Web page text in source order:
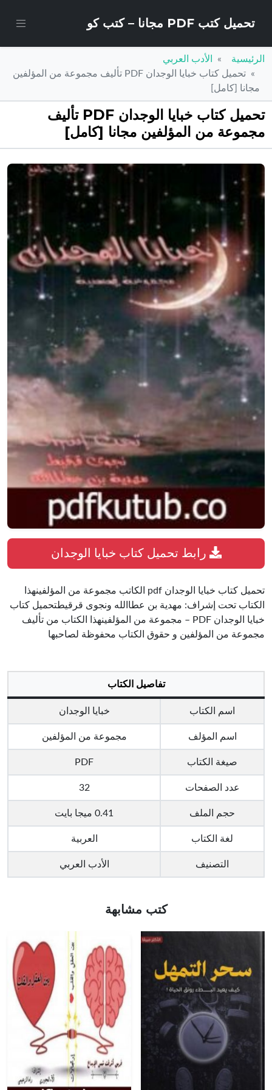
تحميل كتب PDF مجانا – كتب كو
الرئيسية
الأدب العربي
تحميل كتاب خبايا الوجدان PDF تأليف مجموعة من المؤلفين
مجانا [كامل]
تحميل كتاب خبايا الوجدان PDF تأليف
مجموعة من المؤلفين مجانا [كامل]
تحميل كتاب خبايا الوجدان pdf الكاتب مجموعة من المؤلفينهذا
الكتاب تحت إشراف: مهدية بن عطاالله ونجوى قرقيطتحميل كتاب
خبايا الوجدان PDF – مجموعة من المؤلفينهذا الكتاب من تأليف
مجموعة من المؤلفين و حقوق الكتاب محفوظة لصاحبها
تفاصيل الكتاب
اسم الكتاب خبايا الوجدان
اسم المؤلف مجموعة من المؤلفين
صيغة الكتاب PDF
عدد الصفحات 32
حجم الملف 0.41 ميجا بايت
لغة الكتاب العربية
التصنيف الأدب العربي
كتب مشابهة